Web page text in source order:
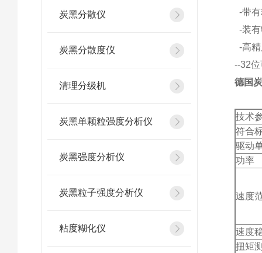
炭黑分散仪
炭黑分散度仪
清理分级机
炭黑单颗粒强度分析仪
炭黑强度分析仪
炭黑粒子强度分析仪
粘度糊化仪
-带
-装
-高
--32
德国
技术
符合
驱动
功率
速度
速度
扭矩